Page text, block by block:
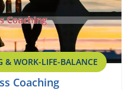
& WORK-LIFE-BALANCE
Coaching